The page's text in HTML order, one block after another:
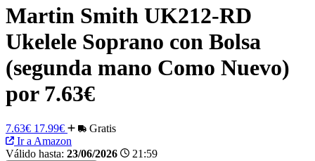
Martin Smith UK212-RD
Ukelele Soprano con Bolsa
(segunda mano Como Nuevo)
por 7.63€
7.63€ 17.99€
Gratis
Ir a Amazon
Válido hasta: 23/06/2026 21:59